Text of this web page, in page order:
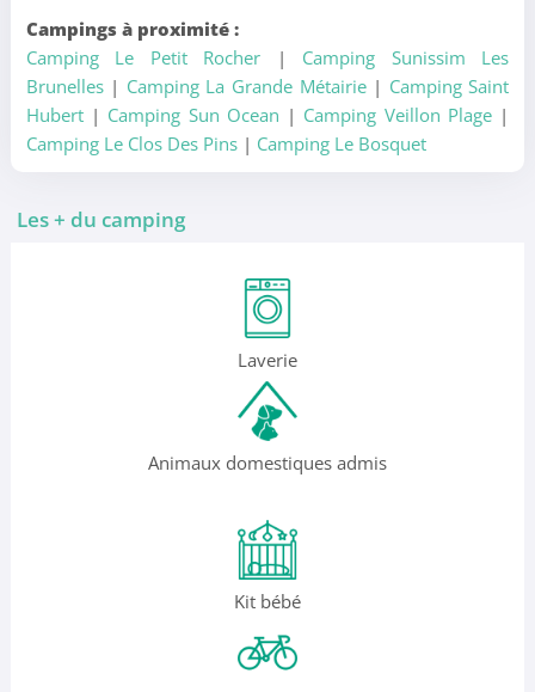
Campings à proximité :
Camping Le Petit Rocher | Camping Sunissim Les
Brunelles| Camping La Grande Métairie| Camping Saint
Hubert| Camping Sun Ocean | Camping Veillon Plage|
Camping Le Clos Des Pins| Camping Le Bosquet
Les + du camping
Laverie
Animaux domestiques admis
Kit bébé